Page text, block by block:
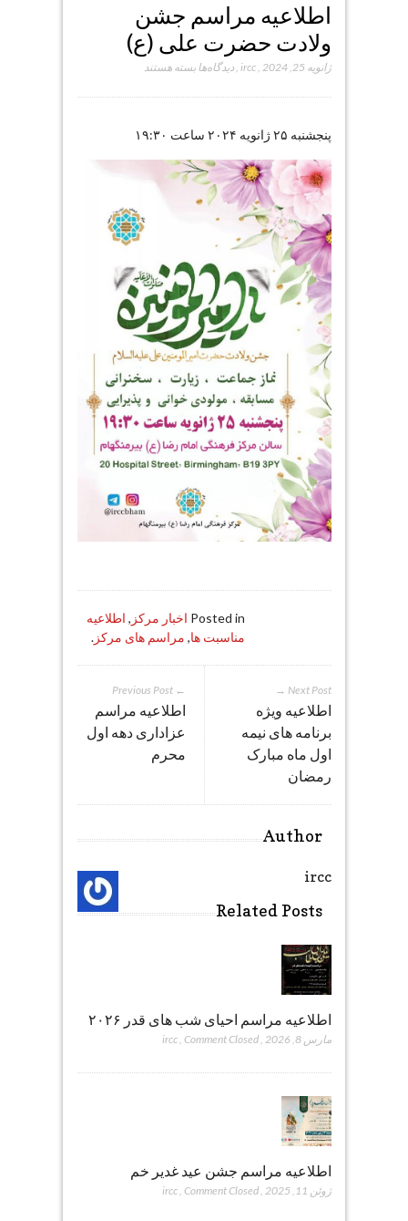
اطلاعیه مراسم جشن
ولادت حضرت علی (ع)
ژانویه 25, 2024 ,
ircc
,دیدگاه‌هابرای
ولادت
حضرت
علی
(ع)
بسته هستند
پنجشنبه ۲۵ ژانویه ۲۰۲۴ ساعت ۱۹:۳۰
Posted in اخبار مرکز , اطلاعیه
مناسبت ها, مراسم های مرکز.
Next Post →
اطلاعیه ویژه
برنامه های نیمه
اول ماه مبارک
رمضان
← Previous Post
اطلاعیه مراسم
عزاداری دهه اول
محرم
Author
ircc
Related Posts
اطلاعیه مراسم احیای شب های قدر ۲۰۲۶
مارس 8, 2026 ,
ircc Comment Closed
اطلاعیه مراسم جشن عید غدیر خم
ژوئن 11, 2025 ,
ircc Comment Closed